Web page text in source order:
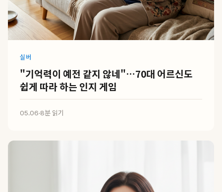
실버
"기억력이 예전 같지 않네"…70대 어르신도
쉽게 따라 하는 인지 게임
05.06·8분 읽기